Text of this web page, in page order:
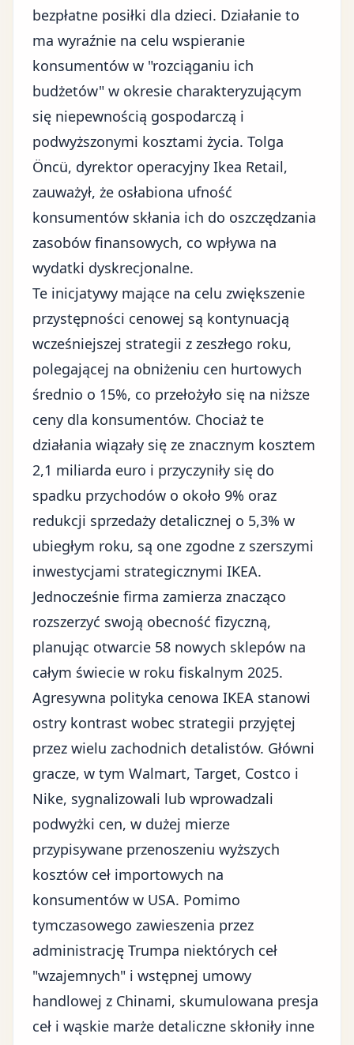
bezpłatne posiłki dla dzieci. Działanie to
ma wyraźnie na celu wspieranie
konsumentów w "rozciąganiu ich
budżetów" w okresie charakteryzującym
się niepewnością gospodarczą i
podwyższonymi kosztami życia. Tolga
Öncü, dyrektor operacyjny Ikea Retail,
zauważył, że osłabiona ufność
konsumentów skłania ich do oszczędzania
zasobów finansowych, co wpływa na
wydatki dyskrecjonalne.
Te inicjatywy mające na celu zwiększenie
przystępności cenowej są kontynuacją
wcześniejszej strategii z zeszłego roku,
polegającej na obniżeniu cen hurtowych
średnio o 15%, co przełożyło się na niższe
ceny dla konsumentów. Chociaż te
działania wiązały się ze znacznym kosztem
2,1 miliarda euro i przyczyniły się do
spadku przychodów o około 9% oraz
redukcji sprzedaży detalicznej o 5,3% w
ubiegłym roku, są one zgodne z szerszymi
inwestycjami strategicznymi IKEA.
Jednocześnie firma zamierza znacząco
rozszerzyć swoją obecność fizyczną,
planując otwarcie 58 nowych sklepów na
całym świecie w roku fiskalnym 2025.
Agresywna polityka cenowa IKEA stanowi
ostry kontrast wobec strategii przyjętej
przez wielu zachodnich detalistów. Główni
gracze, w tym Walmart, Target, Costco i
Nike, sygnalizowali lub wprowadzali
podwyżki cen, w dużej mierze
przypisywane przenoszeniu wyższych
kosztów ceł importowych na
konsumentów w USA. Pomimo
tymczasowego zawieszenia przez
administrację Trumpa niektórych ceł
"wzajemnych" i wstępnej umowy
handlowej z Chinami, skumulowana presja
ceł i wąskie marże detaliczne skłoniły inne